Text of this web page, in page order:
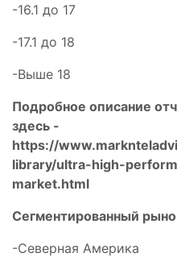
-16.1 до 17
-17.1 до 18
-Выше 18
Подробное описание
здесь -
https://
library/ultra-high-
market.html
Сегментированный
-Северная Америка